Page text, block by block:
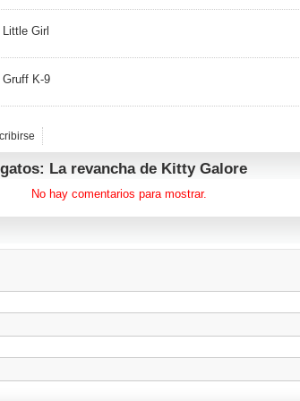
Girl
Gruff K-9
La revancha de Kitty Galore
No hay comentarios para mostrar.